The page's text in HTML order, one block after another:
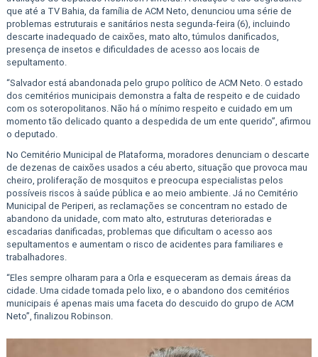
que até a TV Bahia, da família de ACM Neto, denunciou uma série de
problemas estruturais e sanitários nesta segunda-feira (6), incluindo
descarte inadequado de caixões, mato alto, túmulos danificados,
presença de insetos e dificuldades de acesso aos locais de
sepultamento.
“Salvador está abandonada pelo grupo político de ACM Neto. O estado
dos cemitérios municipais demonstra a falta de respeito e de cuidado
com os soteropolitanos. Não há o mínimo respeito e cuidado em um
momento tão delicado quanto a despedida de um ente querido”, afirmou
o deputado.
No Cemitério Municipal de Plataforma, moradores denunciam o descarte
de dezenas de caixões usados a céu aberto, situação que provoca mau
cheiro, proliferação de mosquitos e preocupa especialistas pelos
possíveis riscos à saúde pública e ao meio ambiente. Já no Cemitério
Municipal de Periperi, as reclamações se concentram no estado de
abandono da unidade, com mato alto, estruturas deterioradas e
escadarias danificadas, problemas que dificultam o acesso aos
sepultamentos e aumentam o risco de acidentes para familiares e
trabalhadores.
“Eles sempre olharam para a Orla e esqueceram as demais áreas da
cidade. Uma cidade tomada pelo lixo, e o abandono dos cemitérios
municipais é apenas mais uma faceta do descuido do grupo de ACM
Neto”, finalizou Robinson.